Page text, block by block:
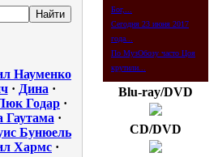
Науменко
· Дина ·
Годар ·
Гаутама ·
Бунюель
Хармс ·
Бог,...
Сегодня 23 июня 2017
года...
По МузОбозу часто Цоя
крутили...
Blu-ray/DVD
CD/DVD